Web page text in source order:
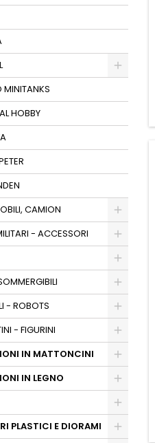
MINITANKS
HOBBY
CAMION
- ACCESSORI
- ROBOTS
- FIGURINI
IN MATTONCINI
IN LEGNO
PLASTICI E DIORAMI